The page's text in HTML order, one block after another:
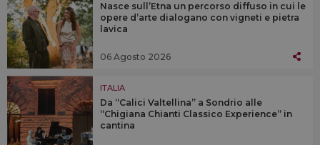
Nasce sull’Etna un percorso diffuso in cui le
opere d’arte dialogano con vigneti e pietra
lavica
06 Agosto 2026
ITALIA
Da “Calici Valtellina” a Sondrio alle
“Chigiana Chianti Classico Experience” in
cantina